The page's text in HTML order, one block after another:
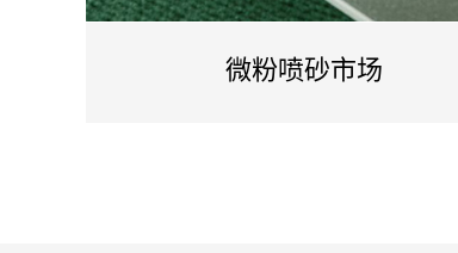
微粉喷砂市场